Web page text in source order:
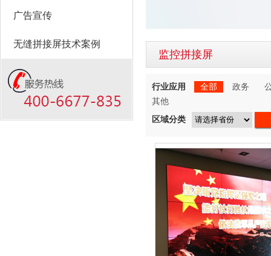
广告宣传
无缝拼接屏技术案例
监控拼接屏
行业应用 全部 政务
其他
区域分类